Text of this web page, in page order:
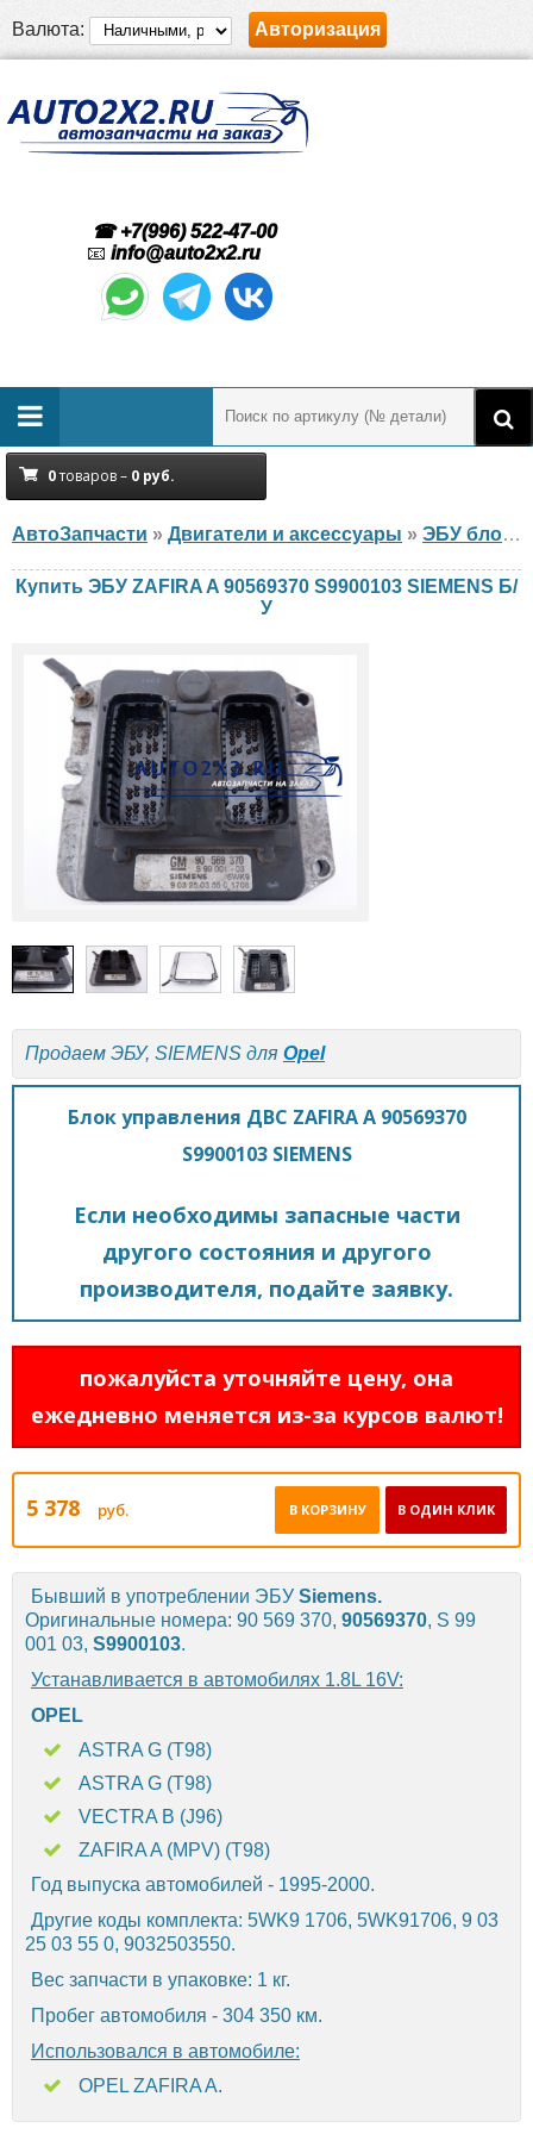
Валюта: Авторизация
☎ +7(996) 522-47-00
📧 info@auto2x2.ru
0товаров – 0 руб.
АвтоЗапчасти » Двигатели и аксессуары » ЭБУ блок управления двигателем
Купить ЭБУ ZAFIRA A 90569370 S9900103 SIEMENS Б/
У
Продаем ЭБУ, SIEMENS для Opel
Блок управления ДВС ZAFIRA A 90569370
S9900103 SIEMENS
Если необходимы запасные части
другого состояния и другого
производителя, подайте заявку.
пожалуйста уточняйте цену, она
ежедневно меняется из-за курсов валют!
5 378 руб. В ОДИН КЛИК
В КОРЗИНУ
Бывший в употреблении ЭБУ Siemens.
Оригинальные номера: 90 569 370, 90569370, S 99
001 03, S9900103.
Устанавливается в автомобилях 1.8L 16V:
OPEL
ASTRA G (T98)
ASTRA G (T98)
VECTRA B (J96)
ZAFIRA A (MPV) (T98)
Год выпуска автомобилей - 1995-2000.
Другие коды комплекта: 5WK9 1706, 5WK91706, 9 03
25 03 55 0, 9032503550.
Вес запчасти в упаковке: 1 кг.
Пробег автомобиля - 304 350 км.
Использовался в автомобиле:
OPEL ZAFIRA A.